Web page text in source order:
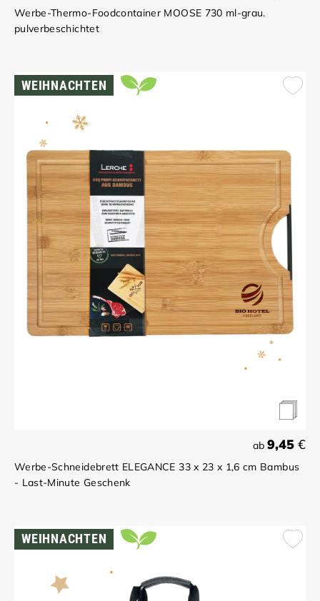
Werbe-Thermo-Foodcontainer MOOSE 730 ml-grau.
pulverbeschichtet
WEIHNACHTEN
ab 9,45 €
Werbe-Schneidebrett ELEGANCE 33 x 23 x 1,6 cm Bambus
- Last-Minute Geschenk
WEIHNACHTEN